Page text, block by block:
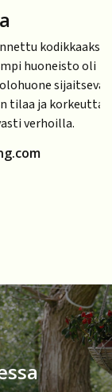
oli
sijaitsevat
korkeutta